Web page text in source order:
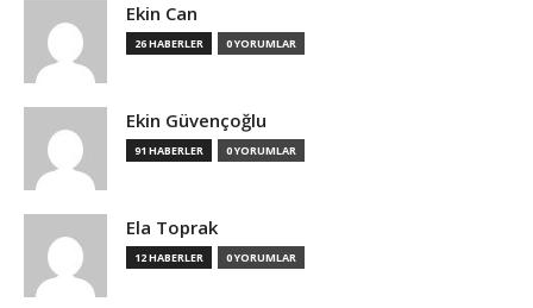
Ekin Can
26 HABERLER 0 YORUMLAR
Ekin Güvençoğlu
91 HABERLER 0 YORUMLAR
Ela Toprak
12 HABERLER 0 YORUMLAR